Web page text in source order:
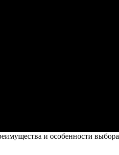
и особенности выбора